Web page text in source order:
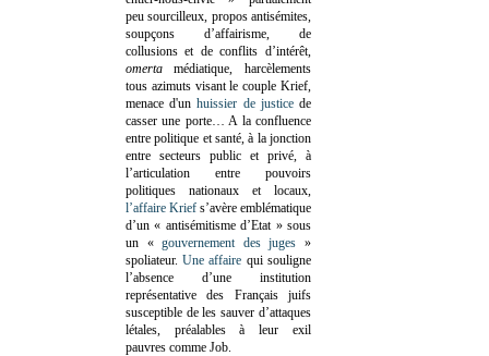
peu sourcilleux, propos antisémites,
soupçons d’affairisme, de
collusions et de conflits d’intérêt,
omertamédiatique, harcèlements
tous azimuts visant le couple Krief,
menace d'unhuissier de justicede
casser une porte… A la confluence
entre politique et santé, à la jonction
entre secteurs public et privé, à
l’articulation entre pouvoirs
politiques nationaux et locaux,
l’affaire Krief s’avère emblématique
d’un « antisémitisme d’Etat » sous
un «gouvernement des juges »
spoliateur.Une affaire qui souligne
l’absence d’une institution
représentative des Français juifs
susceptible de les sauver d’attaques
létales, préalables à leur exil
pauvres comme Job.